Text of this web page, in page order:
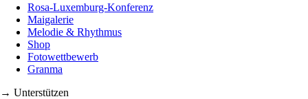
Rosa-Luxemburg-Konferenz
Maigalerie
Melodie & Rhythmus
Shop
Fotowettbewerb
Granma
→ Unterstützen